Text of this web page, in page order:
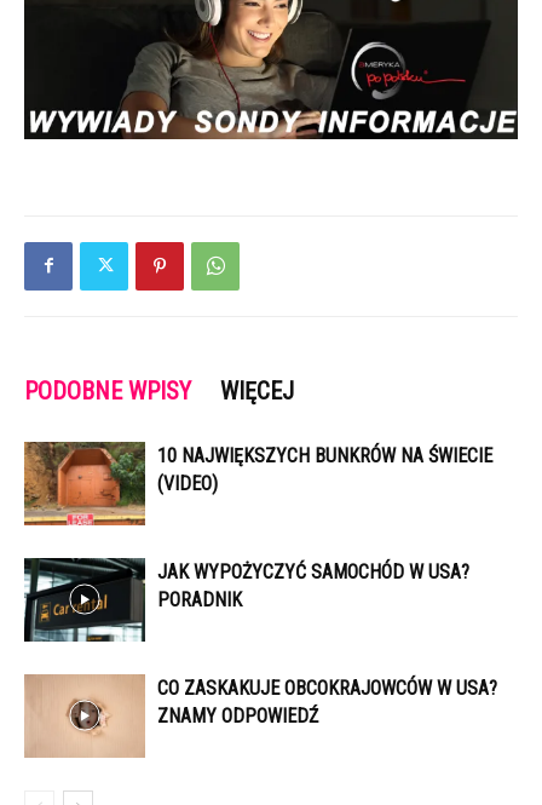
PODOBNE WPISY WIĘCEJ
10 NAJWIĘKSZYCH BUNKRÓW NA ŚWIECIE
(VIDEO)
JAK WYPOŻYCZYĆ SAMOCHÓD W USA?
PORADNIK
CO ZASKAKUJE OBCOKRAJOWCÓW W USA?
ZNAMY ODPOWIEDŹ